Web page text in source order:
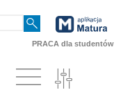
PRACA dla studentów